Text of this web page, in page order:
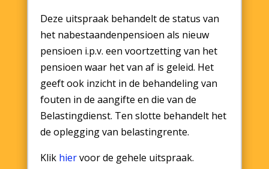
Deze uitspraak behandelt de status van
het nabestaandenpensioen als nieuw
pensioen i.p.v. een voortzetting van het
pensioen waar het van af is geleid. Het
geeft ook inzicht in de behandeling van
fouten in de aangifte en die van de
Belastingdienst. Ten slotte behandelt het
de oplegging van belastingrente.
Klik hiervoor de gehele uitspraak.